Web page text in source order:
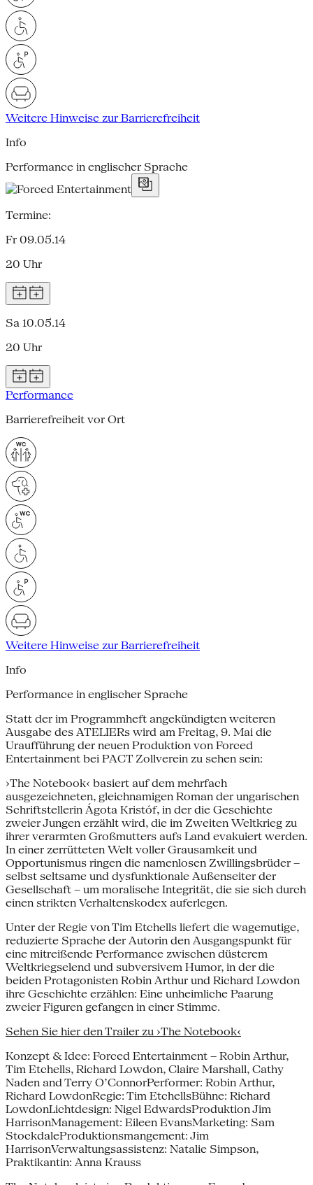
Weitere Hinweise zur Barrierefreiheit
Info
Performance in englischer Sprache
Termine:
Fr 09.05.14
20 Uhr
Sa 10.05.14
20 Uhr
Performance
Barrierefreiheit vor Ort
Weitere Hinweise zur Barrierefreiheit
Info
Performance in englischer Sprache
Statt der im Programmheft angekündigten weiteren
Ausgabe des ATELIERs wird am Freitag, 9. Mai die
Uraufführung der neuen Produktion von Forced
Entertainment bei PACT Zollverein zu sehen sein:
›The Notebook‹ basiert auf dem mehrfach
ausgezeichneten, gleichnamigen Roman der ungarischen
Schriftstellerin Ágota Kristóf, in der die Geschichte
zweier Jungen erzählt wird, die im Zweiten Weltkrieg zu
ihrer verarmten Großmutters aufs Land evakuiert werden.
In einer zerrütteten Welt voller Grausamkeit und
Opportunismus ringen die namenlosen Zwillingsbrüder –
selbst seltsame und dysfunktionale Außenseiter der
Gesellschaft – um moralische Integrität, die sie sich durch
einen strikten Verhaltenskodex auferlegen.
Unter der Regie von Tim Etchells liefert die wagemutige,
reduzierte Sprache der Autorin den Ausgangspunkt für
eine mitreißende Performance zwischen düsterem
Weltkriegselend und subversivem Humor, in der die
beiden Protagonisten Robin Arthur und Richard Lowdon
ihre Geschichte erzählen: Eine unheimliche Paarung
zweier Figuren gefangen in einer Stimme.
Sehen Sie hier den Trailer zu ›The Notebook‹
Konzept & Idee: Forced Entertainment – Robin Arthur,
Tim Etchells, Richard Lowdon, Claire Marshall, Cathy
Naden and Terry O’ConnorPerformer: Robin Arthur,
Richard LowdonRegie: Tim EtchellsBühne: Richard
LowdonLichtdesign: Nigel EdwardsProduktion Jim
HarrisonManagement: Eileen EvansMarketing: Sam
StockdaleProduktionsmangement: Jim
HarrisonVerwaltungsassistenz: Natalie Simpson,
Praktikantin: Anna Krauss